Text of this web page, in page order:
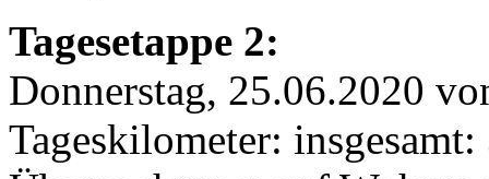
Tagesetappe 2:
Donnerstag, 25.06.2020
Tageskilometer: